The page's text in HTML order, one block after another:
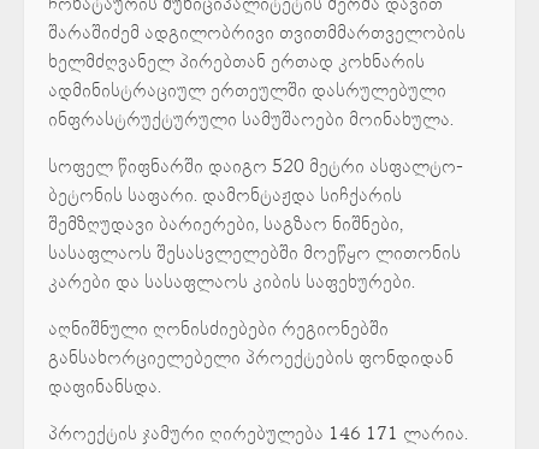
შარაშიძემ ადგილობრივი თვითმმართველობის
ხელმძღვანელ პირებთან ერთად კოხნარის
ადმინისტრაციულ ერთეულში დასრულებული
ინფრასტრუქტურული სამუშაოები მოინახულა.
სოფელ წიფნარში დაიგო 520 მეტრი ასფალტო-
ბეტონის საფარი. დამონტაჟდა სიჩქარის
შემზღუდავი ბარიერები, საგზაო ნიშნები,
სასაფლაოს შესასვლელებში მოეწყო ლითონის
კარები და სასაფლაოს კიბის საფეხურები.
აღნიშნული ღონისძიებები რეგიონებში
განსახორციელებელი პროექტების ფონდიდან
დაფინანსდა.
პროექტის ჯამური ღირებულება 146 171 ლარია.